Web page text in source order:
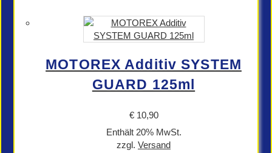
MOTOREX Additiv SYSTEM
GUARD 125ml
€10,90
Enthält 20% MwSt.
zzgl. Versand